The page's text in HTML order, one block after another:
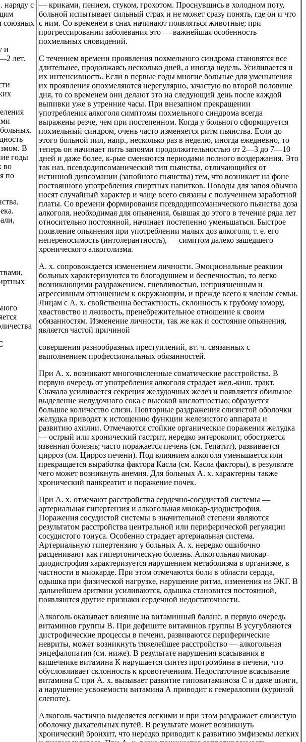
наряду с
союзных
и
лет.
В
годы
во
по
— криками, пением, стуком, грохотом. Проснувшись в холодном поту,
больной испытывает сильный страх и не может сразу понять, где он и что
с ним. Со временем в снах начинают появляться животные; при
прогрессировании заболевания это — важнейшая особенность
похмельных сновидений.
С течением времени проявления похмельного синдрома становятся все
длительнее, продолжаясь несколько дней, а иногда недель. Усиливается и
их интенсивность. Если в первые годы многие больные для уменьшения
их проявления опохмеляются нерегулярно, зачастую во второй половине
дня, то со временем они делают это на следующий день после каждой
выпивки уже в утренние часы. При внезапном прекращении
употребления алкоголя симптомы похмельного синдрома всегда
выражены резче, чем при постепенном. Когда у больного сформируется
похмельный синдром, очень часто изменяется ритм пьянства. Если до
этого больной пил, напр., несколько раз в неделю, иногда ежедневно, то
теперь он начинает пить запоями продолжительностью от 2—3 до 7—10
дней и даже более, к-рые сменяются периодами полного воздержания. Это
так наз. псевдодипсоманический тип пьянства, отличающийся от
истинной дипсомании (запойного пьянства) тем, что возникает на фоне
постоянного употребления спиртных напитков. Поводы для запоя обычно
носят случайный характер и чаще всего связаны с получением заработной
платы. Со времени формирования псевдодипсоманического пьянства доза
алкоголя, необходимая для опьянения, бывшая до этого в течение ряда лет
относительно постоянной, начинает постепенно уменьшаться. Быстрое
появление опьянения при употреблении малых доз алкоголя, т. е. его
непереносимость (интолерантность), — симптом далеко зашедшего
хронического алкоголизма.
А. х. сопровождается изменением личности. Эмоциональные реакции
больных характеризуются то блогодушием и беспечностью, то легко
возникающими раздражением, гневливостью, неприязненным и
агрессивным отношением к окружающим, и прежде всего к членам семьи.
Лицам с А. х. свойственна бестактность, склонность к грубому юмору,
хвастовство и лживость, пренебрежительное отношение к своим
обязанностям. Изменение личности, так же как и состояние опьянения,
является частой причиной
совершения разнообразных преступлений, вт. ч. связанных с
выполнением профессиональных обязанностей.
При А. х. возникают многочисленные соматические расстройства. В
первую очередь от употребления алкоголя страдает жел.-киш. тракт.
Сначала усиливается секреция желудочных желез и появляется обильное
выделение желудочного сока с высокой кислотностью; образуется
большое количество слизи. Повторные раздражения слизистой оболочки
желудка приводят к истощению функции железистого аппарата и
развитию ахилии. Отмечаются стойкие органические поражения желудка
— острый или хронический гастрит, нередко энтероколит, обостряется
язвенная болезнь; часто поражается печень (см. Гепатит), развивается
цирроз (см. Цирроз печени). Под влиянием алкоголя уменьшается или
прекращается выработка фактора Касла (см. Касла факторы), в результате
чего может возникнуть анемия. Для больных А. х. характерны также
хронический панкреатит и поражение почек.
При А. х. отмечают расстройства сердечно-сосудистой системы —
артериальная гипертензия и алкогольная миокар-диодистрофия.
Поражения сосудистой системы в значительной степени являются
результатом расстройства центральной или периферической регуляции
сосудистого тонуса. Особенно страдает артериальная система.
Артериальную гипертензию у больных А. х. нередко ошибочно
расценивают как гипертоническую болезнь. Алкогольная миокар-
диодистрофия характеризуется нарушением метаболизма в организме, в
частности в миокарде. При этом отмечаются боли в области сердца,
одышка при физической нагрузке, нарушение ритма, изменения на ЭКГ. В
дальнейшем аритмии усиливаются, одышка становится постоянной,
появляются другие признаки сердечной недостаточности.
Алкоголь оказывает влияние на витаминный баланс, в первую очередь
витаминов группы В. При дефиците витаминов группы В усугубляются
дистрофические процессы в печени, развиваются периферические
невриты, может возникнуть тяжелейшее расстройство — алкогольная
энцефалопатия (см. ниже). В результате нарушения всасывания в
кишечнике витамина К нарушается синтез протромбина в печени, что
обусловливает склонность к кровотечениям. Недостаточное всасывание
витамина С при А. х. вызывает развитие гиповитаминоза С и даже цинги,
а нарушение усвояемости витамина А приводит к гемералопии (куриной
слепоте).
Алкоголь частично выделяется легкими и при этом раздражает слизистую
оболочку дыхательных путей. В результате может возникнуть
хронический бронхит, что нередко приводит к развитию эмфиземы легких